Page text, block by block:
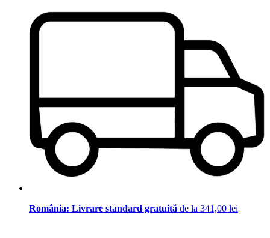
România: Livrare standard gratuită de la 341,00 lei